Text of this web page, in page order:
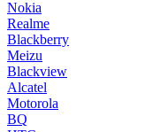
Nokia
Realme
Blackberry
Meizu
Blackview
Alcatel
Motorola
BQ